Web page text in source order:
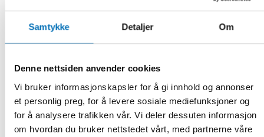
Samtykke Detaljer Om
Denne nettsiden anvender cookies
Vi bruker informasjonskapsler for å gi innhold og annonser
et personlig preg, for å levere sosiale mediefunksjoner og
for å analysere trafikken vår. Vi deler dessuten informasjon
om hvordan du bruker nettstedet vårt, med partnerne våre
13.05 Om nordiskt samarbete om integration
Kristin Marklund, Nordens välfärdscenter –
www.integrationnorden.org
13.10 Presentation av rapporten – slutsatser, lärdomar och
rekommendationer